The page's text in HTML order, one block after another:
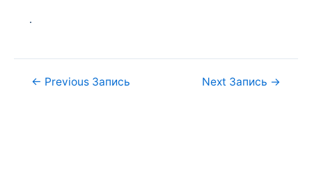
.
← Previous Запись Next Запись →